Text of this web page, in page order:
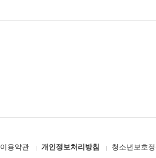
이용약관 개인정보처리방침 청소년보호